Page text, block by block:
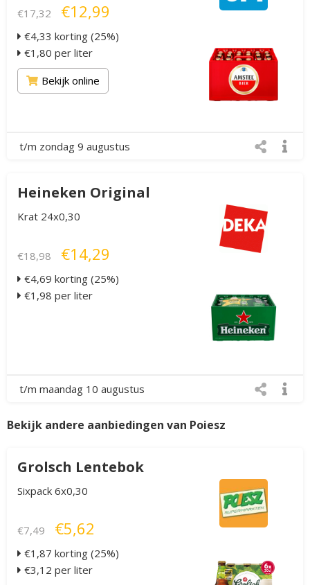
€17,32 €12,99
€4,33 korting (25%)
€1,80 per liter
Bekijk online
t/m zondag 9 augustus
Heineken Original
Krat 24x0,30
€18,98 €14,29
€4,69 korting (25%)
€1,98 per liter
t/m maandag 10 augustus
Bekijk andere aanbiedingen van Poiesz
Grolsch Lentebok
Sixpack 6x0,30
€7,49 €5,62
€1,87 korting (25%)
€3,12 per liter